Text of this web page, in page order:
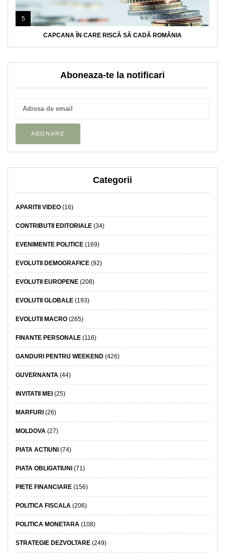
5
CAPCANA ÎN CARE RISCĂ SĂ CADĂ ROMÂNIA
Aboneaza-te la notificari
Categorii
APARITII VIDEO (16)
CONTRIBUTII EDITORIALE (34)
EVENIMENTE POLITICE (169)
EVOLUTII DEMOGRAFICE (92)
EVOLUTII EUROPENE (208)
EVOLUTII GLOBALE (193)
EVOLUTII MACRO (265)
FINANTE PERSONALE (116)
GANDURI PENTRU WEEKEND (426)
GUVERNANTA (44)
INVITATII MEI (25)
MARFURI (26)
MOLDOVA (27)
PIATA ACTIUNI (74)
PIATA OBLIGATIUNI (71)
PIETE FINANCIARE (156)
POLITICA FISCALA (206)
POLITICA MONETARA (108)
STRATEGIE DEZVOLTARE (249)